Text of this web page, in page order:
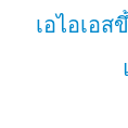
เอไอเอ